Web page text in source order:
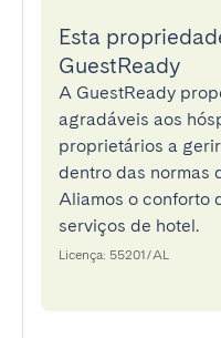
Esta
GuestReady
A GuestReady
agradáveis aos
proprietários a
dentro das normas
Aliamos o conforto
serviços de hotel.
Licença: 55201/AL